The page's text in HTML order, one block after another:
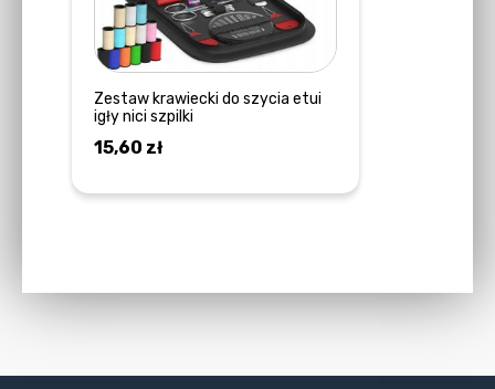
Zestaw krawiecki do szycia etui
igły nici szpilki
15,60 zł